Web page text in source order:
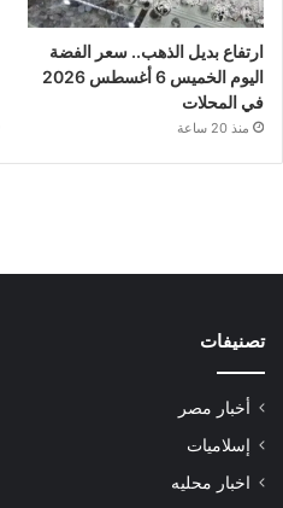
ارتفاع بديل الذهب.. سعر الفضة
اليوم الخميس 6 أغسطس 2026
في المحلات
منذ 20 ساعة
تصنيفات
أخبار مصر
إسلاميات
اخبار محليه